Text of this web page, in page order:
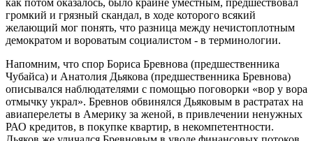
громкий и грязный скандал, в ходе которого всякий
желающий мог понять, что разница между нечистоплотным
демократом и вороватым социалистом - в терминологии.
Напомним, что спор Бориса Бревнова (предшественника
Чубайса) и Анатолия Дьякова (предшественника Бревнова)
описывался наблюдателями с помощью поговорки «вор у вора
отмычку украл». Бревнов обвинялся Дьяковым в растратах на
авиаперелеты в Америку за женой, в привлечении ненужных
РАО кредитов, в покупке квартир, в некомпетентности.